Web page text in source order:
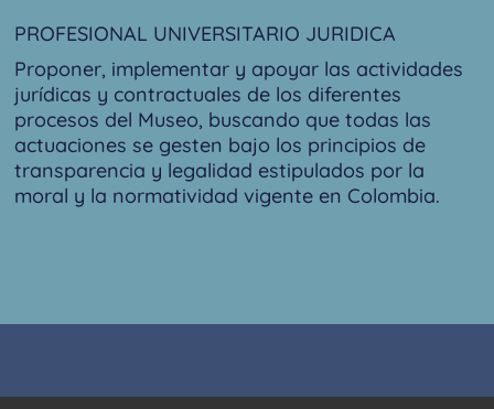
PROFESIONAL UNIVERSITARIO JURIDICA
Proponer, implementar y apoyar las actividades
jurídicas y contractuales de los diferentes
procesos del Museo, buscando que todas las
actuaciones se gesten bajo los principios de
transparencia y legalidad estipulados por la
moral y la normatividad vigente en Colombia.